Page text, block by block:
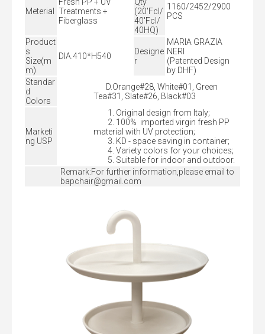
Meterial
Treatments +
Fiberglass
(20'Fcl/
40'Fcl/
40HQ)
1160/2452/2900
PCS
Product
s
Size(m
m)
DIA.410*H540
Designe
r
MARIA GRAZIA
NERI
(Patented Design
by DHF)
Standar
d
Colors
D.Orange#28, White#01, Green
Tea#31, Slate#26, Black#03
Marketi
ng USP
1. Original design from Italy;
2. 100% imported virgin fresh PP
material with UV protection;
3. KD - space saving in container;
4. Variety colors for your choices;
5. Suitable for indoor and outdoor.
Remark:For further information,please email to
bapchair@gmail.com